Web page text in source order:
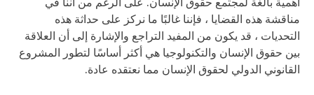
مناقشة هذه القضايا ، فإننا غالبًا ما نركز على حداثة هذه
التحديات ، قد يكون من المفيد التراجع والإشارة إلى أن العلاقة
بين حقوق الإنسان والتكنولوجيا هي أكثر أساسًا لتطور المشروع
القانوني الدولي لحقوق الإنسان مما نعتقده عادة.